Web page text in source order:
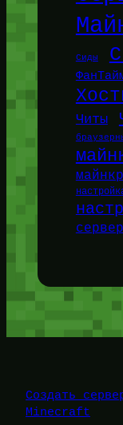
Сиды
Читы
Создать
Minecraft